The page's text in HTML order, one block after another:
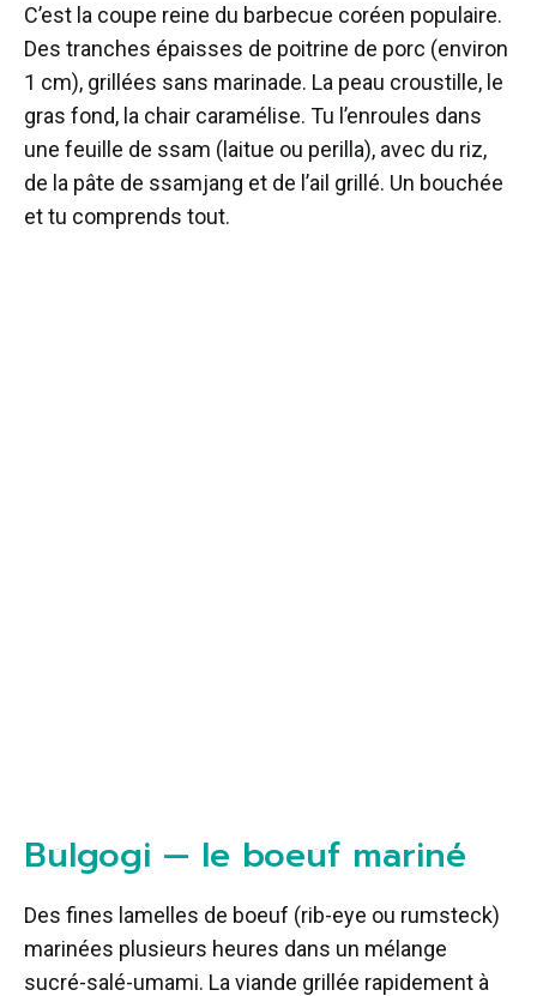
C’est la coupe reine du barbecue coréen populaire.
Des tranches épaisses de poitrine de porc (environ
1 cm), grillées sans marinade. La peau croustille, le
gras fond, la chair caramélise. Tu l’enroules dans
une feuille de ssam (laitue ou perilla), avec du riz,
de la pâte de ssamjang et de l’ail grillé. Un bouchée
et tu comprends tout.
Bulgogi — le boeuf mariné
Des fines lamelles de boeuf (rib-eye ou rumsteck)
marinées plusieurs heures dans un mélange
sucré-salé-umami. La viande grillée rapidement à